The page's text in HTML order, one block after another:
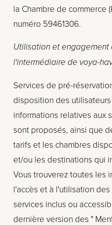
la Chambre de commerce
numéro 59461306.
Utilisation et engagement
l'intermédiaire de voya-
Services de pré-
disposition des
informations relatives aux
sont proposés, ainsi que
tarifs et les chambres
et/ou les destinations qui
Vous trouverez toutes les
l'accès et à l'utilisation
services inclus ou
dernière version des "